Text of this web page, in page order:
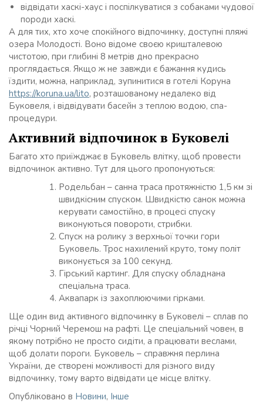
відвідати хаскі-хаус і поспілкуватися з собаками чудової
породи хаскі.
А для тих, хто хоче спокійного відпочинку, доступні пляжі
озера Молодості. Воно відоме своєю кришталевою
чистотою, при глибині 8 метрів дно прекрасно
проглядається. Якщо ж не завжди є бажання кудись
їздити, можна, наприклад, зупинитися в готелі Коруна
https://koruna.ua/lito, розташованому недалеко від
Буковеля, і відвідувати басейн з теплою водою, спа-
процедури.
Активний відпочинок в Буковелі
Багато хто приїжджає в Буковель влітку, щоб провести
відпочинок активно. Тут для цього пропонуються:
Родельбан – санна траса протяжністю 1,5 км зі
швидкісним спуском. Швидкістю санок можна
керувати самостійно, в процесі спуску
виконуються повороти, стрибки.
Спуск на ролику з верхньої точки гори
Буковель. Трос нахилений круто, тому політ
виконується за 100 секунд.
Гірський картинг. Для спуску обладнана
спеціальна траса.
Аквапарк із захоплюючими гірками.
Ще один вид активного відпочинку в Буковелі – сплав по
річці Чорний Черемош на рафті. Це спеціальний човен, в
якому потрібно не просто сидіти, а працювати веслами,
щоб долати пороги. Буковель – справжня перлина
України, де створені можливості для різного виду
відпочинку, тому варто відвідати це місце влітку.
Опубліковано в Новини, Інше